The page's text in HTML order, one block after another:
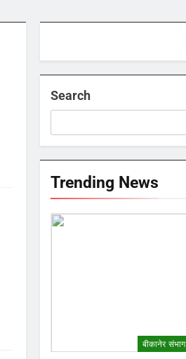
Search
Trending News
बीकानेर संभाग